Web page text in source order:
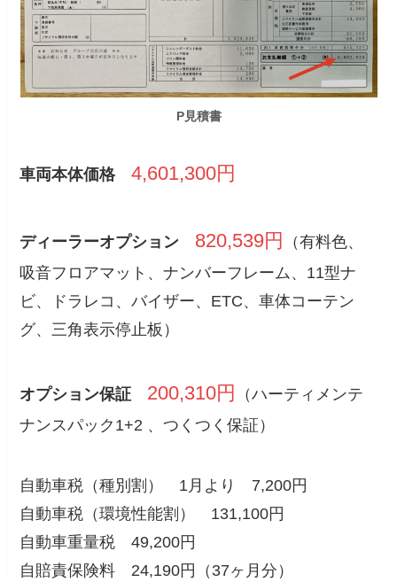
P見積書
車両本体価格 4,601,300円
ディーラーオプション 820,539円
（有料色、
吸音フロアマット、ナンバーフレーム、11型ナ
ビ、ドラレコ、バイザー、ETC、車体コーテン
グ、三角表示停止板）
オプション保証 200,310円
（ハーティメンテ
ナンスパック1+2 、つくつく保証）
自動車税（種別割） 1月より 7,200円
自動車税（環境性能割） 131,100円
自動車重量税 49,200円
自賠責保険料 24,190円（37ヶ月分）